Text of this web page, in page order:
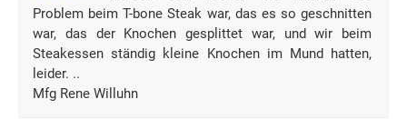
Problem beim T-bone Steak war, das es so geschnitten
war, das der Knochen gesplittet war, und wir beim
Steakessen ständig kleine Knochen im Mund hatten,
leider. ..
Mfg Rene Willuhn